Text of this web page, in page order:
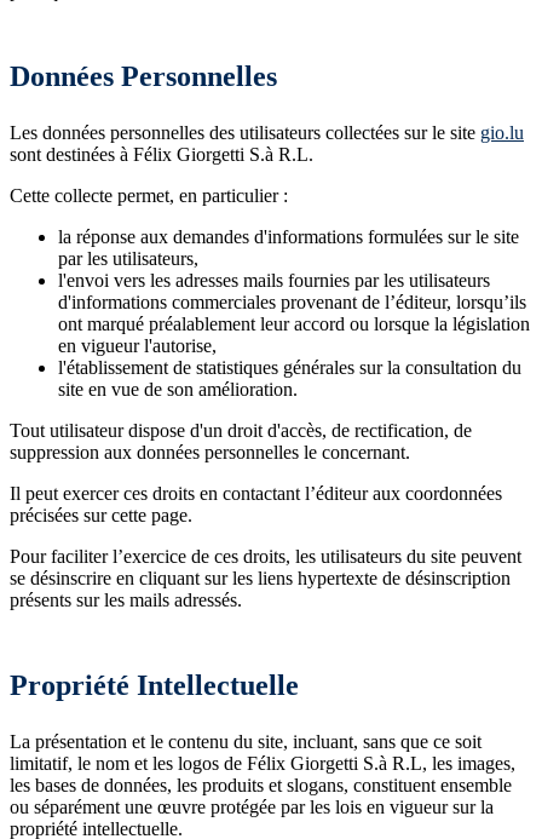
Données Personnelles
Les données personnelles des utilisateurs collectées sur le site gio.lu
sont destinées à Félix Giorgetti S.à R.L.
Cette collecte permet, en particulier :
la réponse aux demandes d'informations formulées sur le site
par les utilisateurs,
l'envoi vers les adresses mails fournies par les utilisateurs
d'informations commerciales provenant de l’éditeur, lorsqu’ils
ont marqué préalablement leur accord ou lorsque la législation
en vigueur l'autorise,
l'établissement de statistiques générales sur la consultation du
site en vue de son amélioration.
Tout utilisateur dispose d'un droit d'accès, de rectification, de
suppression aux données personnelles le concernant.
Il peut exercer ces droits en contactant l’éditeur aux coordonnées
précisées sur cette page.
Pour faciliter l’exercice de ces droits, les utilisateurs du site peuvent
se désinscrire en cliquant sur les liens hypertexte de désinscription
présents sur les mails adressés.
Propriété Intellectuelle
La présentation et le contenu du site, incluant, sans que ce soit
limitatif, le nom et les logos de Félix Giorgetti S.à R.L, les images,
les bases de données, les produits et slogans, constituent ensemble
ou séparément une œuvre protégée par les lois en vigueur sur la
propriété intellectuelle.